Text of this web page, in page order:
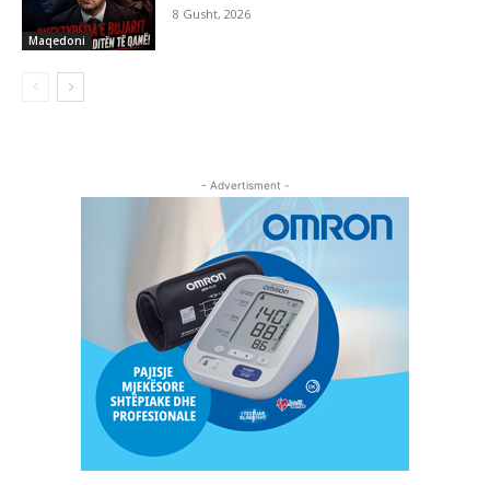
Maqedoni
8 Gusht, 2026
- Advertisment -